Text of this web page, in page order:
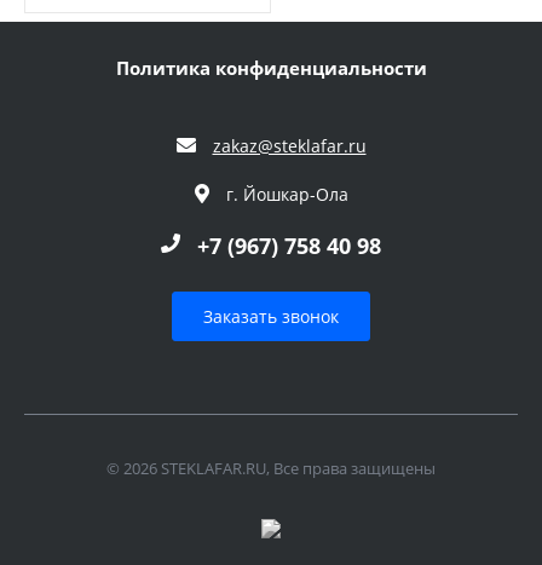
Политика конфиденциальности
zakaz@steklafar.ru
г. Йошкар-Ола
+7 (967) 758 40 98
Заказать звонок
© 2026 STEKLAFAR.RU, Все права защищены